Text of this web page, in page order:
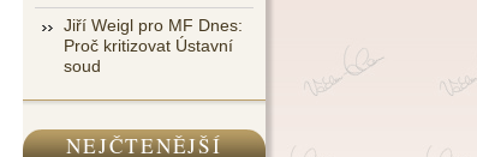
Jiří Weigl pro MF Dnes:
Proč kritizovat Ústavní
soud
NEJČTENĚJŠÍ